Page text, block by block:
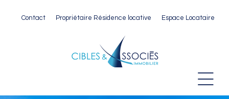
Contact Propriétaire Résidence locative Espace Locataire